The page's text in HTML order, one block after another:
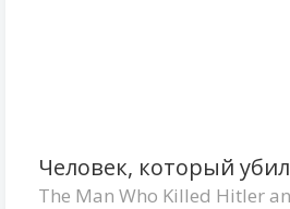
The Man Who Killed Hitler